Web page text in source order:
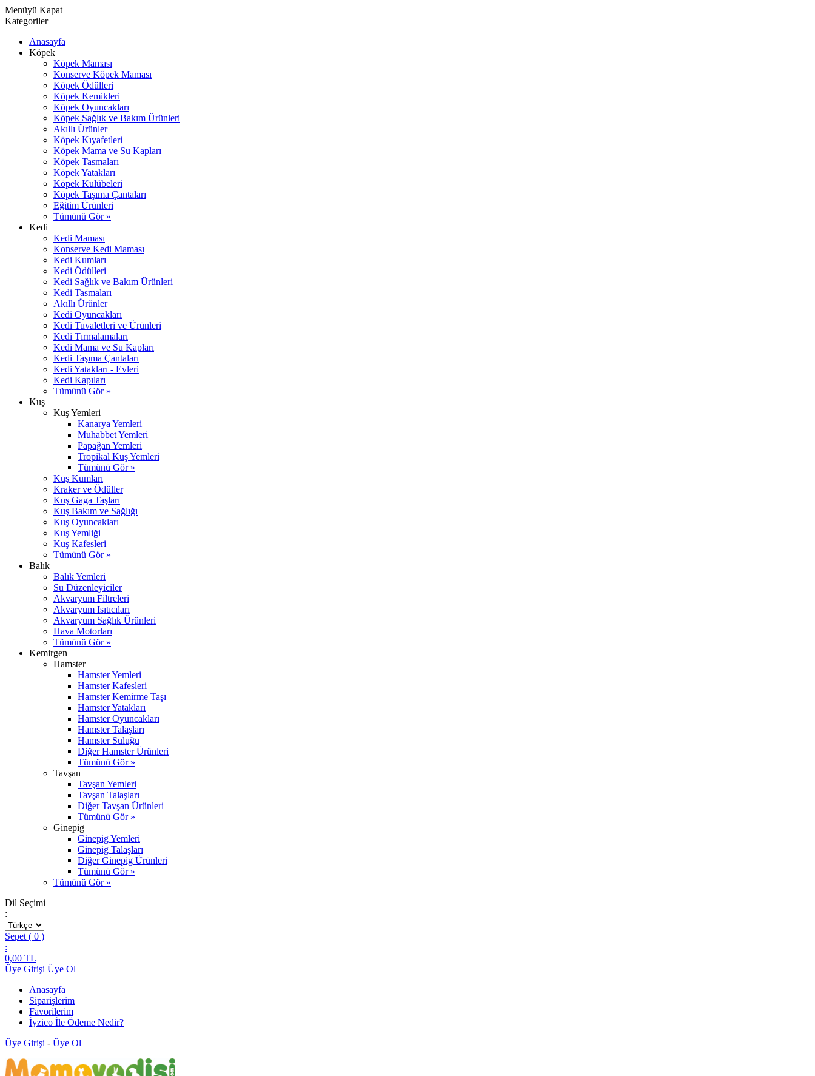
Menüyü Kapat
Kategoriler
Anasayfa
Köpek
Köpek Maması
Konserve Köpek Maması
Köpek Ödülleri
Köpek Kemikleri
Köpek Oyuncakları
Köpek Sağlık ve Bakım Ürünleri
Akıllı Ürünler
Köpek Kıyafetleri
Köpek Mama ve Su Kapları
Köpek Tasmaları
Köpek Yatakları
Köpek Kulübeleri
Köpek Taşıma Çantaları
Eğitim Ürünleri
Tümünü Gör »
Kedi
Kedi Maması
Konserve Kedi Maması
Kedi Kumları
Kedi Ödülleri
Kedi Sağlık ve Bakım Ürünleri
Kedi Tasmaları
Akıllı Ürünler
Kedi Oyuncakları
Kedi Tuvaletleri ve Ürünleri
Kedi Tırmalamaları
Kedi Mama ve Su Kapları
Kedi Taşıma Çantaları
Kedi Yatakları - Evleri
Kedi Kapıları
Tümünü Gör »
Kuş
Kuş Yemleri
Kanarya Yemleri
Muhabbet Yemleri
Papağan Yemleri
Tropikal Kuş Yemleri
Tümünü Gör »
Kuş Kumları
Kraker ve Ödüller
Kuş Gaga Taşları
Kuş Bakım ve Sağlığı
Kuş Oyuncakları
Kuş Yemliği
Kuş Kafesleri
Tümünü Gör »
Balık
Balık Yemleri
Su Düzenleyiciler
Akvaryum Filtreleri
Akvaryum Isıtıcıları
Akvaryum Sağlık Ürünleri
Hava Motorları
Tümünü Gör »
Kemirgen
Hamster
Hamster Yemleri
Hamster Kafesleri
Hamster Kemirme Taşı
Hamster Yatakları
Hamster Oyuncakları
Hamster Talaşları
Hamster Suluğu
Diğer Hamster Ürünleri
Tümünü Gör »
Tavşan
Tavşan Yemleri
Tavşan Talaşları
Diğer Tavşan Ürünleri
Tümünü Gör »
Ginepig
Ginepig Yemleri
Ginepig Talaşları
Diğer Ginepig Ürünleri
Tümünü Gör »
Tümünü Gör »
Dil Seçimi
:
Sepet ( 0 )
:
0,00 TL
Üye Girişi Üye Ol
Anasayfa
Siparişlerim
Favorilerim
İyzico İle Ödeme Nedir?
Üye Girişi - Üye Ol